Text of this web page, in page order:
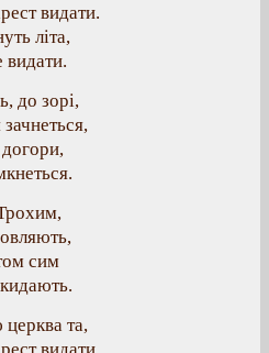
видати.
літа,
видати.
до зорі,
сим
церква та,